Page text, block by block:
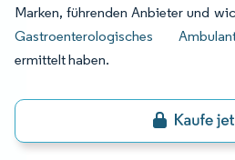
Marken, führenden Anbieter und
Gastroenterologisches
ermittelt haben.